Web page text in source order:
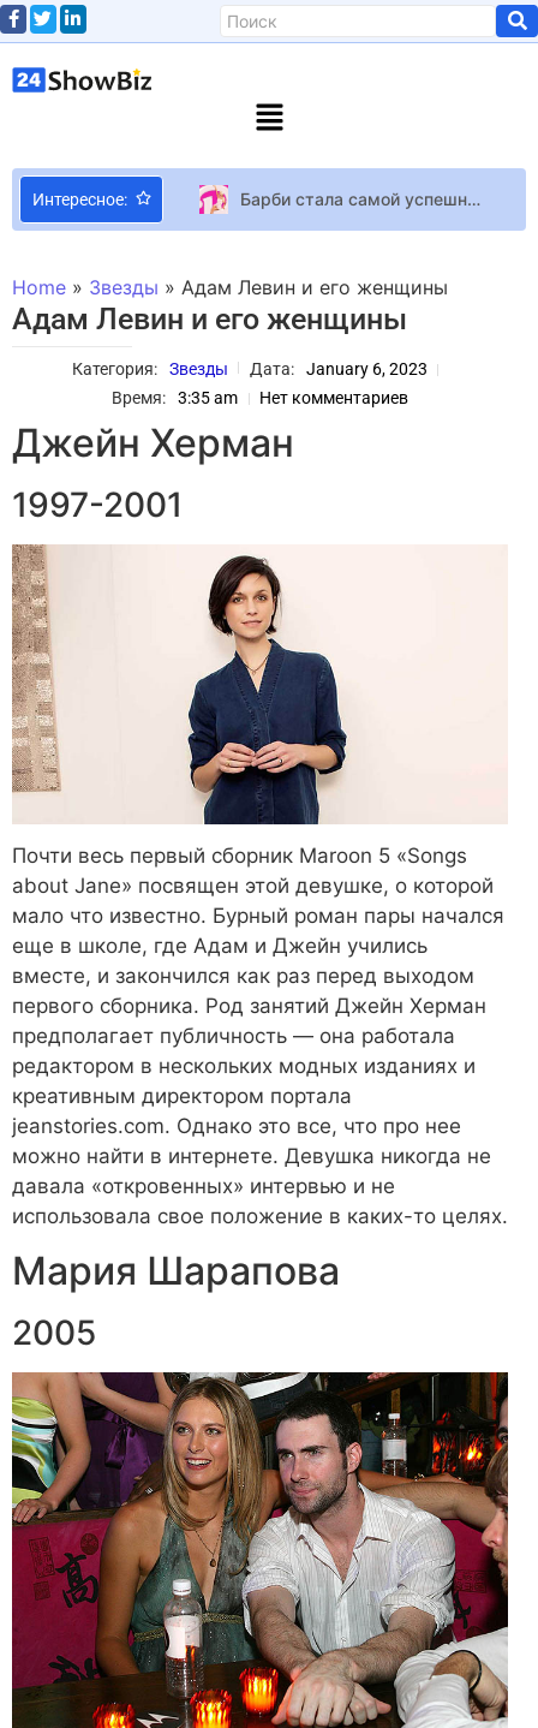
Интересное:
Барби стала самой успешной лентой Warner Bros в Украине
Что известно о новом бойфренде Билли Айлиш — музыканте Джесси Разерфорде?
Home » Звезды » Адам Левин и его женщины
Адам Левин и его женщины
Категория: Звезды Дата:
January 6, 2023
Время:
3:35 am Нет комментариев
Джейн Херман
1997-2001
Почти весь первый сборник Maroon 5 «Songs
about Jane» посвящен этой девушке, о которой
мало что известно. Бурный роман пары начался
еще в школе, где Адам и Джейн учились
вместе, и закончился как раз перед выходом
первого сборника. Род занятий Джейн Херман
предполагает публичность — она работала
редактором в нескольких модных изданиях и
креативным директором портала
jeanstories.com. Однако это все, что про нее
можно найти в интернете. Девушка никогда не
давала «откровенных» интервью и не
использовала свое положение в каких-то целях.
Мария Шарапова
2005